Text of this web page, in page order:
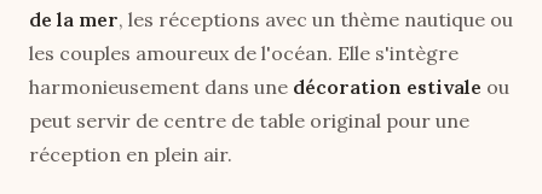
de la mer, les réceptions avec un thème nautique ou
les couples amoureux de l'océan. Elle s'intègre
harmonieusement dans une décoration estivale ou
peut servir de centre de table original pour une
réception en plein air.